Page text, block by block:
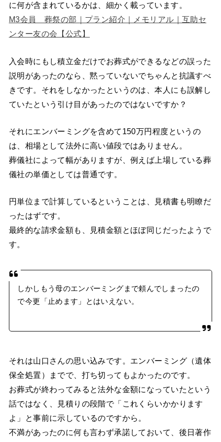
に何が含まれているかは、細かく載っています。
M3会員 葬祭の部｜プラン紹介｜メモリアル｜互助セ
ンター友の会【公式】
入会時にもし積立金だけでお葬式ができるなどの誤った
説明があったのなら、黙っていないでちゃんと抗議すべ
きです。それをしなかったというのは、本人にも誤解し
ていたという引け目があったのではないですか？
それにエンバーミングを含めて150万円程度というの
は、相場として法外に高い値段ではありません。
葬儀社によって幅がありますが、例えば上場している葬
儀社の単価としては普通です。
円単位まで計算しているということは、見積書も明瞭だ
ったはずです。
最終的な請求金額も、見積金額とほぼ同じだったようで
す。
しかしもう母のエンバーミングまで頼んでしまったの
で今更「止めます」とはいえない。
それは山口さんの思い込みです。エンバーミング（遺体
保全処置）までで、打ち切ってもよかったのです。
お葬式が終わってみると法外な金額になっていたという
話ではなく、見積りの段階で「これくらいかかります
よ」と事前に示しているのですから。
不満があったのに何も言わず承諾しておいて、後日著作